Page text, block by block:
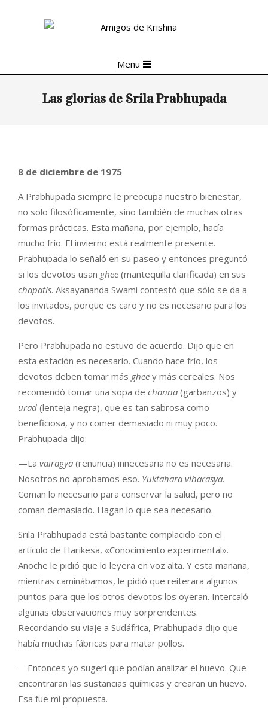
Navigation
Menu
Las glorias de Srila Prabhupada
8 de diciembre de 1975
A Prabhupada siempre le preocupa nuestro bienestar,
no solo filosóficamente, sino también de muchas otras
formas prácticas. Esta mañana, por ejemplo, hacía
mucho frío. El invierno está realmente presente.
Prabhupada lo señaló en su paseo y entonces preguntó
si los devotos usan ghee (mantequilla clarificada) en sus
chapatis. Aksayananda Swami contestó que sólo se da a
los invitados, porque es caro y no es necesario para los
devotos.
Pero Prabhupada no estuvo de acuerdo. Dijo que en
esta estación es necesario. Cuando hace frío, los
devotos deben tomar más ghee y más cereales. Nos
recomendó tomar una sopa de channa (garbanzos) y
urad (lenteja negra), que es tan sabrosa como
beneficiosa, y no comer demasiado ni muy poco.
Prabhupada dijo:
—La vairagya (renuncia) innecesaria no es necesaria.
Nosotros no aprobamos eso. Yuktahara viharasya.
Coman lo necesario para conservar la salud, pero no
coman demasiado. Hagan lo que sea necesario.
Srila Prabhupada está bastante complacido con el
artículo de Harikesa, «Conocimiento experimental».
Anoche le pidió que lo leyera en voz alta. Y esta mañana,
mientras caminábamos, le pidió que reiterara algunos
puntos para que los otros devotos los oyeran. Intercaló
algunas observaciones muy sorprendentes.
Recordando su viaje a Sudáfrica, Prabhupada dijo que
había muchas fábricas para matar pollos.
—Entonces yo sugerí que podían analizar el huevo. Que
encontraran las sustancias químicas y crearan un huevo.
Esa fue mi propuesta.